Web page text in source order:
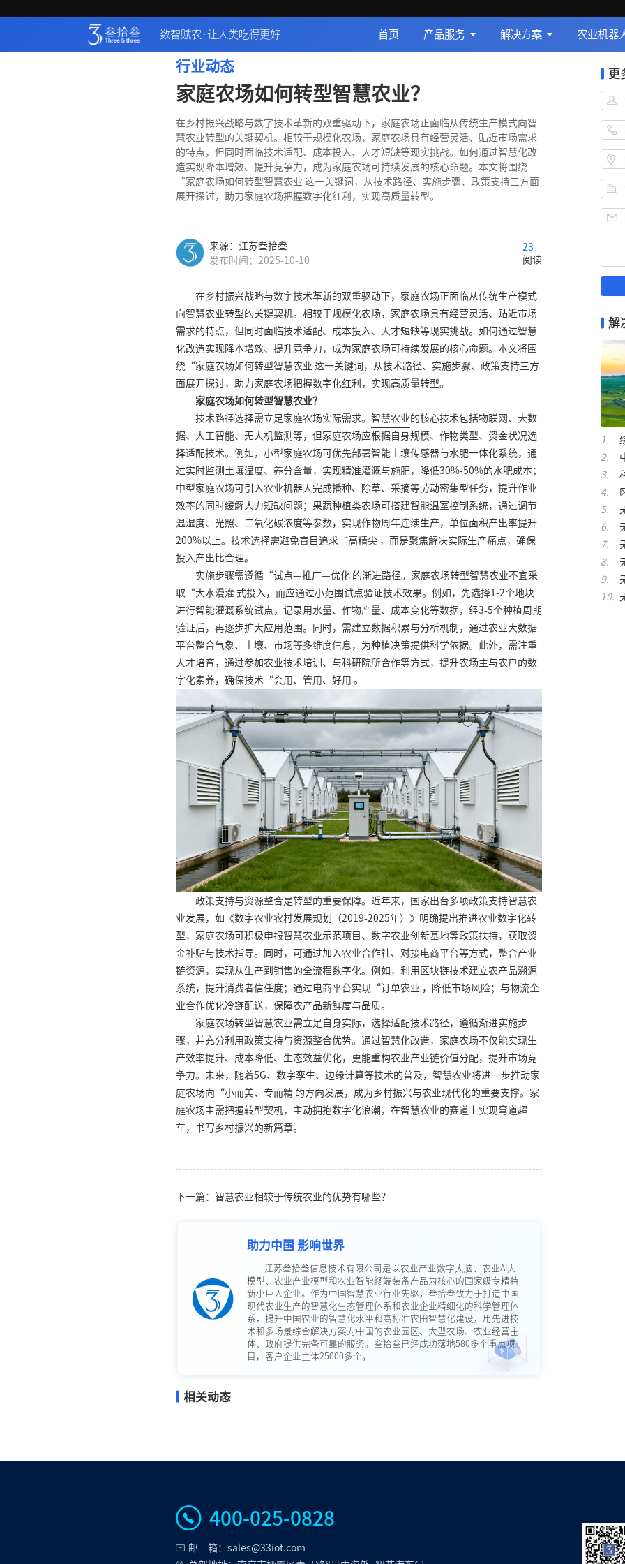
数智赋农·让人类吃得更好 首页 产品服务 解决方案 农业机器
行业动态
家庭农场如何转型智慧农业？
在乡村振兴战略与数字技术革新的双重驱动下，家庭农场正面临从传统生产模式向智
慧农业转型的关键契机。相较于规模化农场，家庭农场具有经营灵活、贴近市场需求
的特点，但同时面临技术适配、成本投入、人才短缺等现实挑战。如何通过智慧化改
造实现降本增效、提升竞争力，成为家庭农场可持续发展的核心命题。本文将围绕
“家庭农场如何转型智慧农业 这一关键词，从技术路径、实施步骤、政策支持三方面
展开探讨，助力家庭农场把握数字化红利，实现高质量转型。
来源：江苏叁拾叁
发布时间：2025-10-10
23
阅读
在乡村振兴战略与数字技术革新的双重驱动下，家庭农场正面临从传统生产模式
向智慧农业转型的关键契机。相较于规模化农场，家庭农场具有经营灵活、贴近市场
需求的特点，但同时面临技术适配、成本投入、人才短缺等现实挑战。如何通过智慧
化改造实现降本增效、提升竞争力，成为家庭农场可持续发展的核心命题。本文将围
绕“家庭农场如何转型智慧农业 这一关键词，从技术路径、实施步骤、政策支持三方
面展开探讨，助力家庭农场把握数字化红利，实现高质量转型。
家庭农场如何转型智慧农业？
技术路径选择需立足家庭农场实际需求。 智慧农业的核心技术包括物联网、大数
据、人工智能、无人机监测等，但家庭农场应根据自身规模、作物类型、资金状况选
择适配技术。例如，小型家庭农场可优先部署智能土壤传感器与水肥一体化系统，通
过实时监测土壤湿度、养分含量，实现精准灌溉与施肥，降低30%-50%的水肥成本；
中型家庭农场可引入农业机器人完成播种、除草、采摘等劳动密集型任务，提升作业
效率的同时缓解人力短缺问题；果蔬种植类农场可搭建智能温室控制系统，通过调节
温湿度、光照、二氧化碳浓度等参数，实现作物周年连续生产，单位面积产出率提升
200%以上。技术选择需避免盲目追求“高精尖 ，而是聚焦解决实际生产痛点，确保
投入产出比合理。
实施步骤需遵循“试点—推广—优化 的渐进路径。家庭农场转型智慧农业不宜采
取“大水漫灌 式投入，而应通过小范围试点验证技术效果。例如，先选择1-2个地块
进行智能灌溉系统试点，记录用水量、作物产量、成本变化等数据，经3-5个种植周期
验证后，再逐步扩大应用范围。同时，需建立数据积累与分析机制，通过农业大数据
平台整合气象、土壤、市场等多维度信息，为种植决策提供科学依据。此外，需注重
人才培育，通过参加农业技术培训、与科研院所合作等方式，提升农场主与农户的数
字化素养，确保技术“会用、管用、好用 。
政策支持与资源整合是转型的重要保障。近年来，国家出台多项政策支持智慧农
业发展，如《数字农业农村发展规划（2019-2025年）》明确提出推进农业数字化转
型，家庭农场可积极申报智慧农业示范项目、数字农业创新基地等政策扶持，获取资
金补贴与技术指导。同时，可通过加入农业合作社、对接电商平台等方式，整合产业
链资源，实现从生产到销售的全流程数字化。例如，利用区块链技术建立农产品溯源
系统，提升消费者信任度；通过电商平台实现“订单农业 ，降低市场风险；与物流企
业合作优化冷链配送，保障农产品新鲜度与品质。
家庭农场转型智慧农业需立足自身实际，选择适配技术路径，遵循渐进实施步
骤，并充分利用政策支持与资源整合优势。通过智慧化改造，家庭农场不仅能实现生
产效率提升、成本降低、生态效益优化，更能重构农业产业链价值分配，提升市场竞
争力。未来，随着5G、数字孪生、边缘计算等技术的普及，智慧农业将进一步推动家
庭农场向“小而美、专而精 的方向发展，成为乡村振兴与农业现代化的重要支撑。家
庭农场主需把握转型契机，主动拥抱数字化浪潮，在智慧农业的赛道上实现弯道超
车，书写乡村振兴的新篇章。
下一篇：智慧农业相较于传统农业的优势有哪些？
助力中国 影响世界
江苏叁拾叁信息技术有限公司是以农业产业数字大脑、农业AI大
模型、农业产业模型和农业智能终端装备产品为核心的国家级专精特
新小巨人企业。作为中国智慧农业行业先驱，叁拾叁致力于打造中国
现代农业生产的智慧化生态管理体系和农业企业精细化的科学管理体
系，提升中国农业的智慧化水平和高标准农田智慧化建设，用先进技
术和多场景综合解决方案为中国的农业园区、大型农场、农业经营主
体、政府提供完备可靠的服务。叁拾叁已经成功落地580多个重点项
目，客户企业主体25000多个。
相关动态
更
解
400-025-0828
邮 箱：sales@33iot.com